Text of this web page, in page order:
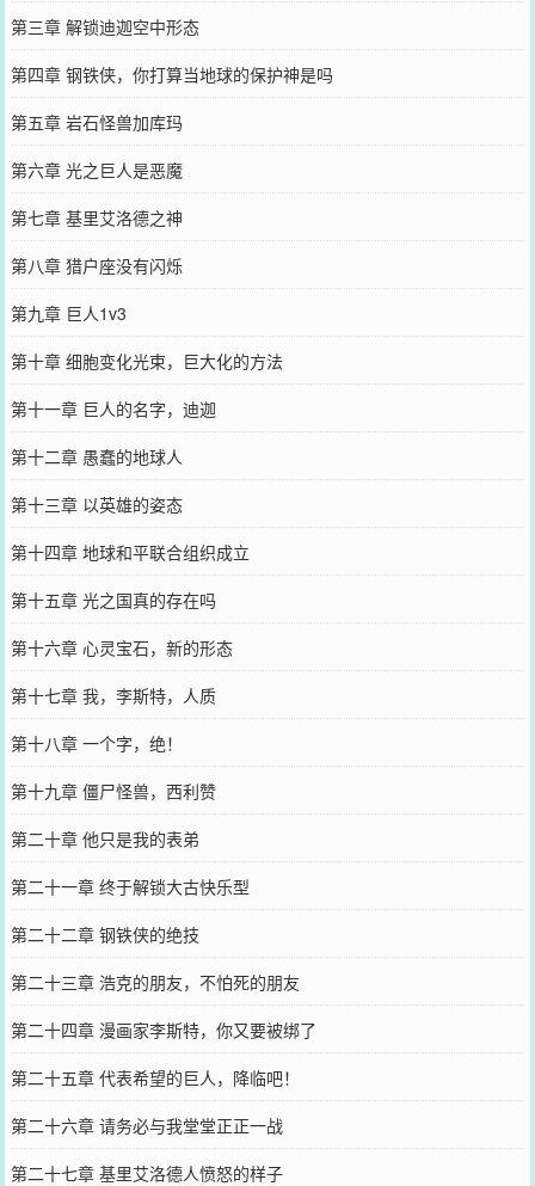
第三章 解锁迪迦空中形态
第四章 钢铁侠，你打算当地球的保护神是吗
第五章 岩石怪兽加库玛
第六章 光之巨人是恶魔
第七章 基里艾洛德之神
第八章 猎户座没有闪烁
第九章 巨人1v3
第十章 细胞变化光束，巨大化的方法
第十一章 巨人的名字，迪迦
第十二章 愚蠢的地球人
第十三章 以英雄的姿态
第十四章 地球和平联合组织成立
第十五章 光之国真的存在吗
第十六章 心灵宝石，新的形态
第十七章 我，李斯特，人质
第十八章 一个字，绝！
第十九章 僵尸怪兽，西利赞
第二十章 他只是我的表弟
第二十一章 终于解锁大古快乐型
第二十二章 钢铁侠的绝技
第二十三章 浩克的朋友，不怕死的朋友
第二十四章 漫画家李斯特，你又要被绑了
第二十五章 代表希望的巨人，降临吧！
第二十六章 请务必与我堂堂正正一战
第二十七章 基里艾洛德人愤怒的样子